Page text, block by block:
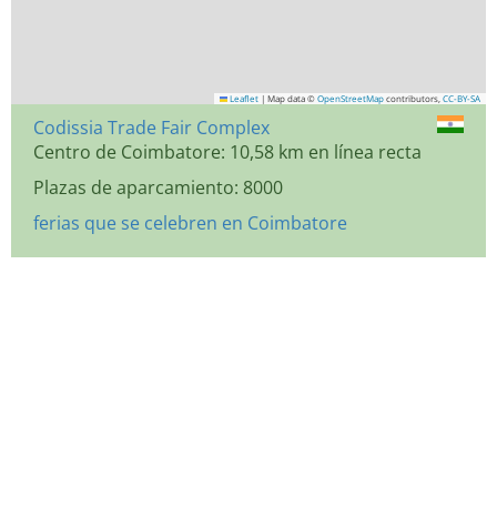
Leaflet | Map data © OpenStreetMap contributors, CC-BY-SA
Codissia Trade Fair Complex
Centro de Coimbatore: 10,58 km en línea recta
Plazas de aparcamiento: 8000
ferias que se celebren en Coimbatore